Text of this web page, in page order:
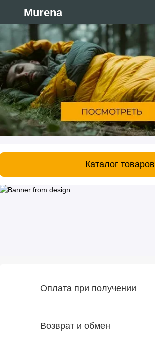
Murena
Каталог товаров
Оплата при получении
Возврат и обмен